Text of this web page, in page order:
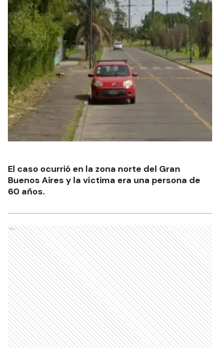
El caso ocurrió en la zona norte del Gran
Buenos Aires y la víctima era una persona de
60 años.
Ads